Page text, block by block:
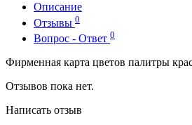
Описание
Отзывы 0
Вопрос - Ответ 0
Фирменная карта цветов палитры
Отзывов пока нет.
Написать отзыв